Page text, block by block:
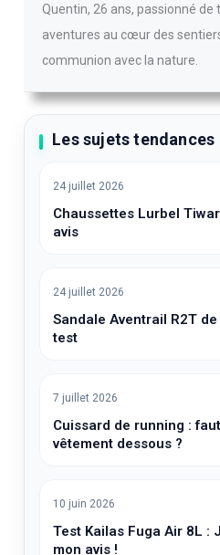
Quentin, 26 ans, passionné de
aventures au cœur des
communion avec la nature.
Les sujets tendances
24 juillet 2026
Chaussettes Lurbel
avis
24 juillet 2026
Sandale Aventrail R2T
test
7 juillet 2026
Cuissard de running :
vêtement dessous ?
10 juin 2026
Test Kailas Fuga Air 8L :
mon avis !